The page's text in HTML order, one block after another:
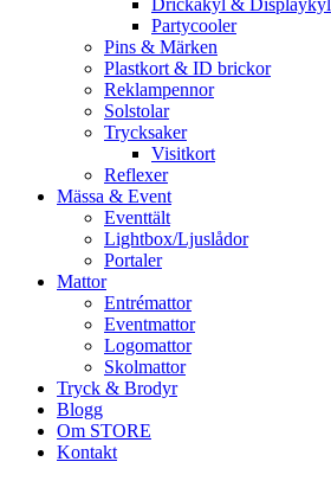
Drickakyl & Displaykyl
Partycooler
Pins & Märken
Plastkort & ID brickor
Reklampennor
Solstolar
Trycksaker
Visitkort
Reflexer
Mässa & Event
Eventtält
Lightbox/Ljuslådor
Portaler
Mattor
Entrémattor
Eventmattor
Logomattor
Skolmattor
Tryck & Brodyr
Blogg
Om STORE
Kontakt